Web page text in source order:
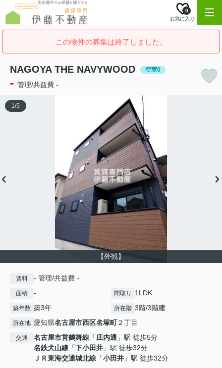
お気に入り
0
この物件の募集は終了しました。
NAGOYA THE NAVYWOOD 空室0
- 管理/共益費 -
【外観】
1/5
賃料 - 管理/共益費 -
面積 - 間取り 1LDK
築年数 築3年 所在階 3階/3階建
所在地 愛知県名古屋市西区名塚町２丁目
交通 名古屋市営鶴舞線 「庄内通 」駅 徒歩5分
名鉄犬山線 「下小田井 」駅 徒歩32分
ＪＲ東海交通城北線 「小田井 」駅 徒歩32分